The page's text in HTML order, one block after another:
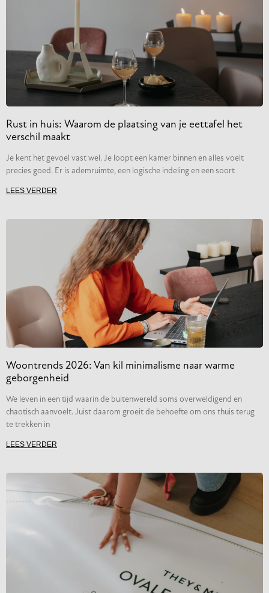
Rust in huis: Waarom de plaatsing van je eettafel het
verschil maakt
Je kent het gevoel vast wel. Je loopt een kamer binnen en alles voelt
precies goed. Er is ademruimte, een logische indeling en een soort
LEES VERDER
Woontrends 2026: Van kil minimalisme naar warme
geborgenheid
We leven in een tijd waarin de buitenwereld soms overweldigend en
chaotisch aanvoelt. Juist daarom groeit de behoefte om ons thuis terug
te trekken in
LEES VERDER